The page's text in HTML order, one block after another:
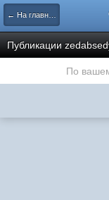
← На главную
Публикации
По